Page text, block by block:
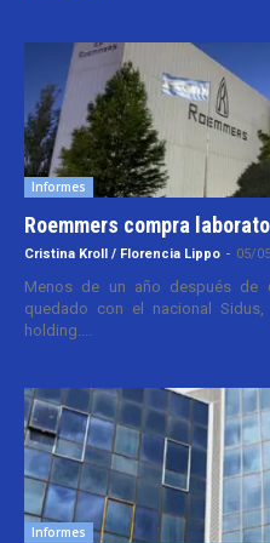
Informes
Roemmers compra
Cristina Kroll / Florencia Lippo - 05/
Menos de un año después de
quedado con el nacional
holding....
Informes